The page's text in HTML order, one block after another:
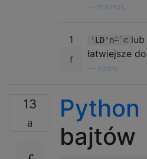
marinus,
1 'LD'∩⍨¨⊂ lub
łatwiejsze
Adám
13 Python
bajtów